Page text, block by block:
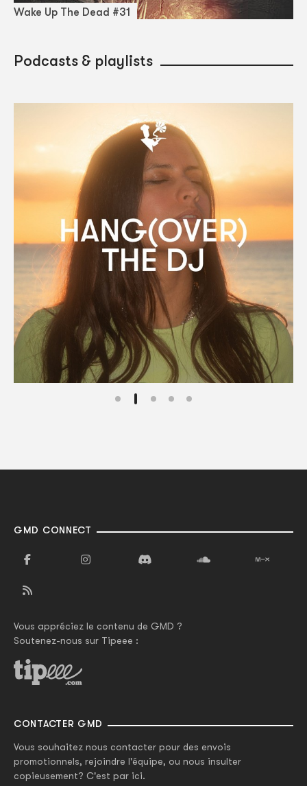
Wake Up The Dead #31
Podcasts & playlists
GMD CONNECT
Vous appréciez le contenu de GMD ?
Soutenez-nous sur Tipeee :
CONTACTER GMD
Vous souhaitez nous contacter pour des envois
promotionnels, rejoindre l'équipe, ou nous insulter
copieusement? C'est par ici.